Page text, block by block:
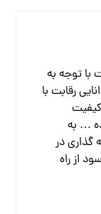
توجه به
رقابت با
… به
گذاری در
از راه